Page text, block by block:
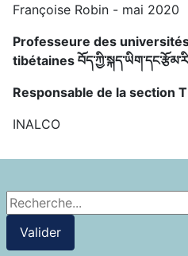
Françoise Robin - mai 2020
Professeure des
tibétaines བོད་ཀྱི་སྐད་ཡིག
Responsable de la section
INALCO
Recherche
Valider